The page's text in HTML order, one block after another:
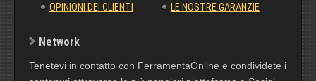
OPINIONI DEI CLIENTI LE NOSTRE GARANZIE
Network
Tenetevi in contatto con FerramentaOnline e condividete i